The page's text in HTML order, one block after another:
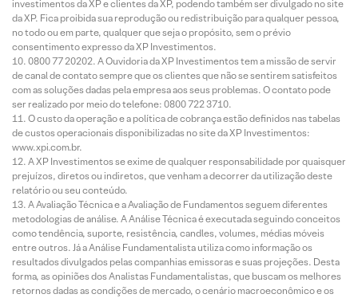
investimentos da XP e clientes da XP, podendo também ser divulgado no site
da XP. Fica proibida sua reprodução ou redistribuição para qualquer pessoa,
no todo ou em parte, qualquer que seja o propósito, sem o prévio
consentimento expresso da XP Investimentos.
0800 77 20202. A Ouvidoria da XP Investimentos tem a missão de servir
de canal de contato sempre que os clientes que não se sentirem satisfeitos
com as soluções dadas pela empresa aos seus problemas. O contato pode
ser realizado por meio do telefone: 0800 722 3710.
O custo da operação e a política de cobrança estão definidos nas tabelas
de custos operacionais disponibilizadas no site da XP Investimentos:
www.xpi.com.br.
A XP Investimentos se exime de qualquer responsabilidade por quaisquer
prejuízos, diretos ou indiretos, que venham a decorrer da utilização deste
relatório ou seu conteúdo.
A Avaliação Técnica e a Avaliação de Fundamentos seguem diferentes
metodologias de análise. A Análise Técnica é executada seguindo conceitos
como tendência, suporte, resistência, candles, volumes, médias móveis
entre outros. Já a Análise Fundamentalista utiliza como informação os
resultados divulgados pelas companhias emissoras e suas projeções. Desta
forma, as opiniões dos Analistas Fundamentalistas, que buscam os melhores
retornos dadas as condições de mercado, o cenário macroeconômico e os